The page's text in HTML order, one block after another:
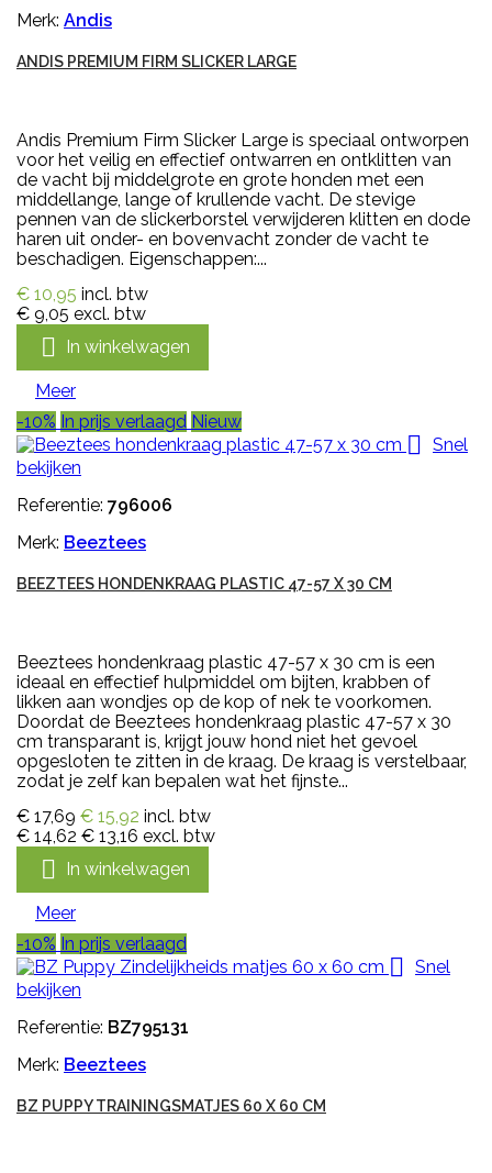
Merk: Andis
ANDIS PREMIUM FIRM SLICKER LARGE
Andis Premium Firm Slicker Large is speciaal ontworpen
voor het veilig en effectief ontwarren en ontklitten van
de vacht bij middelgrote en grote honden met een
middellange, lange of krullende vacht. De stevige
pennen van de slickerborstel verwijderen klitten en dode
haren uit onder- en bovenvacht zonder de vacht te
beschadigen. Eigenschappen:...
€ 10,95 incl. btw
€ 9,05 excl. btw
 In winkelwagen
Meer
-10% In prijs verlaagd Nieuw

Snel
bekijken
Referentie: 796006
Merk: Beeztees
BEEZTEES HONDENKRAAG PLASTIC 47-57 X 30 CM
Beeztees hondenkraag plastic 47-57 x 30 cm is een
ideaal en effectief hulpmiddel om bijten, krabben of
likken aan wondjes op de kop of nek te voorkomen.
Doordat de Beeztees hondenkraag plastic 47-57 x 30
cm transparant is, krijgt jouw hond niet het gevoel
opgesloten te zitten in de kraag. De kraag is verstelbaar,
zodat je zelf kan bepalen wat het fijnste...
€ 17,69 € 15,92 incl. btw
€ 14,62 € 13,16 excl. btw
 In winkelwagen
Meer
-10% In prijs verlaagd

Snel
bekijken
Referentie: BZ795131
Merk: Beeztees
BZ PUPPY TRAININGSMATJES 60 X 60 CM